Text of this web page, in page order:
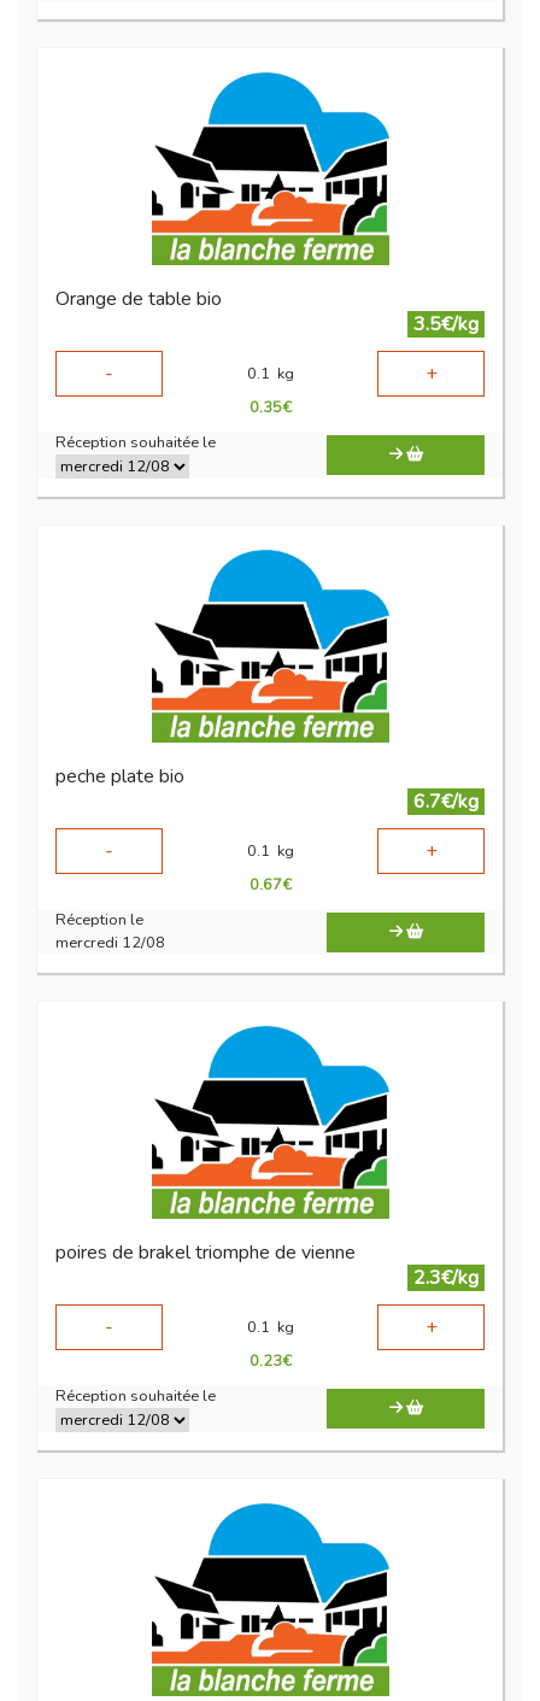
Orange de table bio
3.5€/kg
-
0.1 kg +
0.35€
Réception souhaitée le
peche plate bio
6.7€/kg
-
0.1 kg +
0.67€
Réception le
mercredi 12/08
poires de brakel triomphe de vienne
2.3€/kg
-
0.1 kg +
0.23€
Réception souhaitée le